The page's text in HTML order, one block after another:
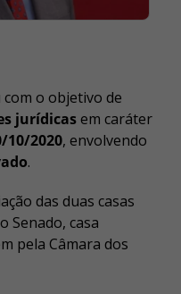
com o objetivo de
jurídicasem caráter
10/2020, envolvendo
.
das duas casas
Senado, casa
pela Câmara dos